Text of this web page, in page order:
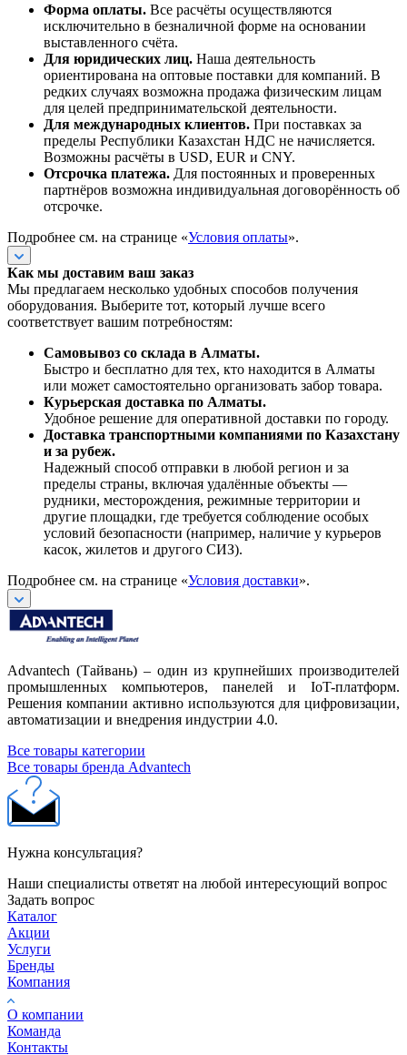
Форма оплаты. Все расчёты осуществляются
исключительно в безналичной форме на основании
выставленного счёта.
Для юридических лиц. Наша деятельность
ориентирована на оптовые поставки для компаний. В
редких случаях возможна продажа физическим лицам
для целей предпринимательской деятельности.
Для международных клиентов. При поставках за
пределы Республики Казахстан НДС не начисляется.
Возможны расчёты в USD, EUR и CNY.
Отсрочка платежа. Для постоянных и проверенных
партнёров возможна индивидуальная договорённость об
отсрочке.
Подробнее см. на странице «Условия оплаты».
Как мы доставим ваш заказ
Мы предлагаем несколько удобных способов получения
оборудования. Выберите тот, который лучше всего
соответствует вашим потребностям:
Самовывоз со склада в Алматы.
Быстро и бесплатно для тех, кто находится в Алматы
или может самостоятельно организовать забор товара.
Курьерская доставка по Алматы.
Удобное решение для оперативной доставки по городу.
Доставка транспортными компаниями по Казахстану
и за рубеж.
Надежный способ отправки в любой регион и за
пределы страны, включая удалённые объекты —
рудники, месторождения, режимные территории и
другие площадки, где требуется соблюдение особых
условий безопасности (например, наличие у курьеров
касок, жилетов и другого СИЗ).
Подробнее см. на странице «Условия доставки».
Advantech (Тайвань) – один из крупнейших производителей
промышленных компьютеров, панелей и IoT-платформ.
Решения компании активно используются для цифровизации,
автоматизации и внедрения индустрии 4.0.
Все товары категории
Все товары бренда Advantech
Нужна консультация?
Наши специалисты ответят на любой интересующий вопрос
Задать вопрос
Каталог
Акции
Услуги
Бренды
Компания
О компании
Команда
Контакты